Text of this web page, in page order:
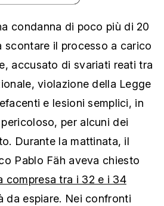
condanna di poco più di 20
scontare il processo a carico
accusato di svariati reati tra
violazione della Legge
e lesioni semplici, in
per alcuni dei
Durante la mattinata, il
Pablo Fäh aveva chiesto
compresa tra i 32 e i 34
da espiare. Nei confronti